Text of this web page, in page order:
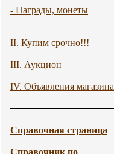
- Награды, монеты
II. Купим срочно!!!
III. Аукцион
IV. Объявления магазина
Справочная страница
Справочник по